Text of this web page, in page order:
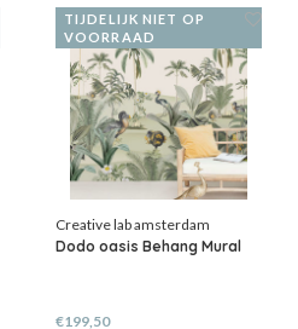
TIJDELIJK NIET OP
VOORRAAD
Creative lab amsterdam
Dodo oasis Behang Mural
€199,50